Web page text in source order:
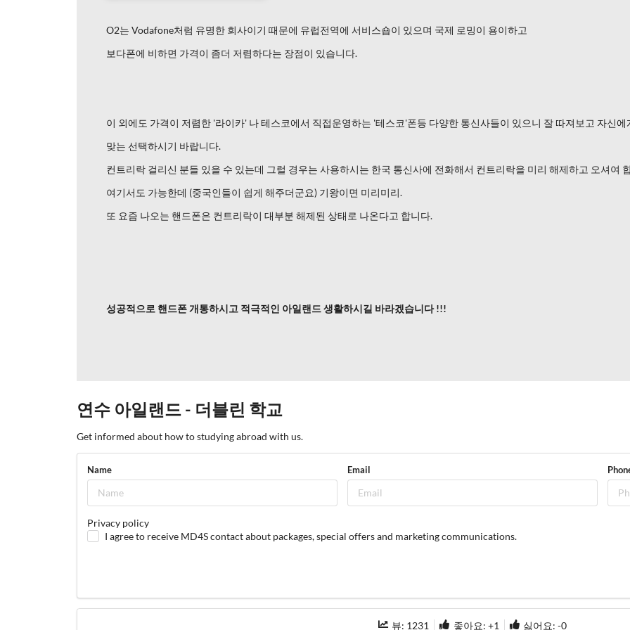
O2는 Vodafone처럼 유명한 회사이기 때문에 유럽전역에 서비스숍이 있으며 국제 로밍이 용이하고
보다폰에 비하면 가격이 좀더 저렴하다는 장점이 있습니다.
이 외에도 가격이 저렴한 '라이카' 나 테스코에서 직접운영하는 '테스코'폰등 다양한 통신사들이 있으니 잘 따져보고 자신에
맞는 선택하시기 바랍니다.
컨트리락 걸리신 분들 있을 수 있는데 그럴 경우는 사용하시는 한국 통신사에 전화해서 컨트리락을 미리 해제하고 오셔여
여기서도 가능한데 (중국인들이 쉽게 해주더군요) 기왕이면 미리미리.
또 요즘 나오는 핸드폰은 컨트리락이 대부분 해제된 상태로 나온다고 합니다.
성공적으로 핸드폰 개통하시고 적극적인 아일랜드 생활하시길 바라겠습니다 !!!
연수 아일랜드 - 더블린 학교
Get informed about how to studying abroad with us.
Name Email
Privacy policy
I agree to receive MD4S contact about packages, special offers and marketing communications.
뷰: 1231 좋아요: +1 싫어요: -0